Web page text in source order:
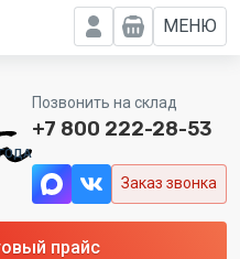
МЕНЮ
Позвонить на склад
+7 800 222-28-53
Заказ звонка
прайс